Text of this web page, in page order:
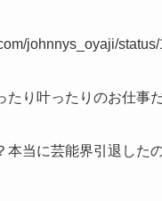
johnnys_oyaji/
り叶ったりのお仕事
当に芸能界引退した